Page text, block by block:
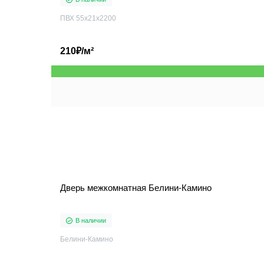
ПВХ 55x21x2200
210₽/м²
Дверь межкомнатная Белини-Камино
В наличии
Белини-Камино